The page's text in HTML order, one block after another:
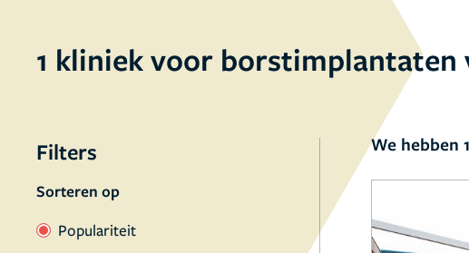
1 kliniek voor borstimplantaten
Filters
Sorteren op
Populariteit
We hebben